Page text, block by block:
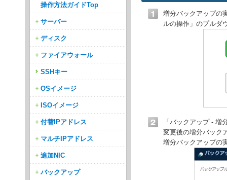
増分バックアップの
ルの操作」のプルダ
「バックアップ - 増
変更後の増分バック
増分バックアップの
操作方法ガイドTop
サーバー
ディスク
ファイアウォール
SSHキー
OSイメージ
ISOイメージ
付替IPアドレス
マルチIPアドレス
追加NIC
バックアップ